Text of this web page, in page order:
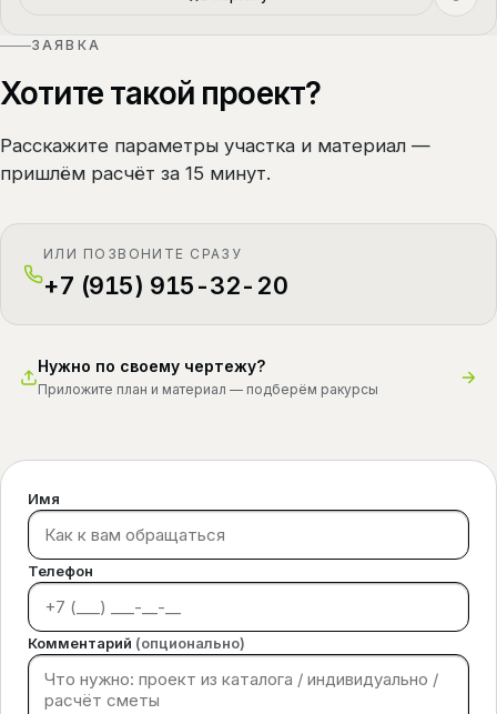
ЗАЯВКА
Хотите такой проект?
Расскажите параметры участка и материал —
пришлём расчёт за 15 минут.
ИЛИ ПОЗВОНИТЕ СРАЗУ
+7 (915) 915-32-20
Нужно по своему чертежу?
Приложите план и материал — подберём ракурсы
Имя
Телефон
Комментарий (опционально)